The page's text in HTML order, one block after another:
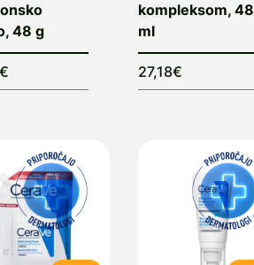
48 g
kompleksom, 48
ml
27,18€